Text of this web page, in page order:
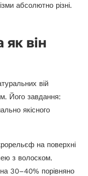
абсолютно різні.
він
вій
Його завдання:
якісного
на поверхні
з волоском.
30–40% порівняно